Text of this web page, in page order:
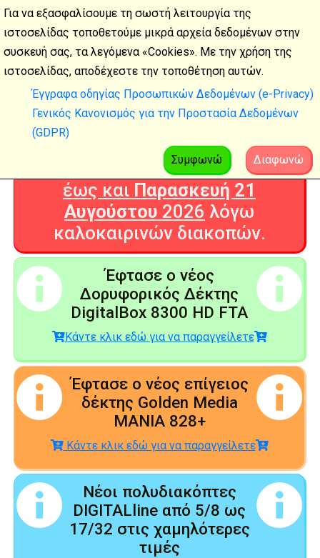
Καλοκαιρινές
διακοπές
Η Ψηφιακή Τεχνολογία θα είναι
ΚΛΕΙΣΤΗ απόΔευτέρα 3
Αυγούστου2026
έως και Παρασκευή 21
Αυγούστου 2026 λόγω
καλοκαιρινών διακοπών.
Έφτασε ο νέος
Δορυφορικός Δέκτης
DigitalBox 8300 HD FTA
Κάντε κλικ εδώ για να παραγγείλετε
Έφτασε ο νέος επίγειος
δέκτης Golden Media
MANIA 828+
Κάντε κλικ εδώ για να παραγγείλετε
Νέοι πολυδιακόπτες
DIGITALline από 5/8 ως
17/32 στις χαμηλότερες
τιμές
Για να εξασφαλίσουμε τη σωστή λειτουργία της
ιστοσελίδας τοποθετούμε μικρά αρχεία δεδομένων στην
συσκευή σας, τα λεγόμενα «Cookies». Με την χρήση της
ιστοσελίδας, αποδέχεστε την τοποθέτηση αυτών.
Έγγραφα οδηγίας Προσωπικών Δεδομένων (e-Privacy)
Γενικός Κανονισμός για την Προστασία Δεδομένων
(GDPR)
Διαφωνώ
Συμφωνώ